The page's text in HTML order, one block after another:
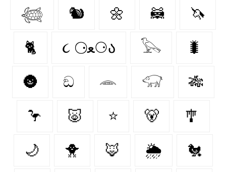
𓆉 🐿️ 🌼 🦝 🦄
🐈‍ ૮ ⚆ﻌ⚆ა 𓅂 🐛
🌚 ඞ 𓂎 𓃟 🎋
🦩 🐷 ⭐ 🐻‍ 🎐
🌙 🐥 🦊 🌦️ 🐔